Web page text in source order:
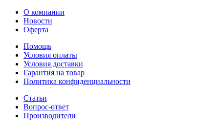
О компании
Новости
Оферта
Помощь
Условия оплаты
Условия доставки
Гарантия на товар
Политика конфиденциальности
Статьи
Вопрос-ответ
Производители